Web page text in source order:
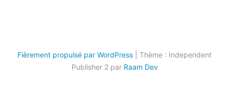
Fièrement propulsé par WordPress
Thème : Independent
Publisher 2 par Raam Dev